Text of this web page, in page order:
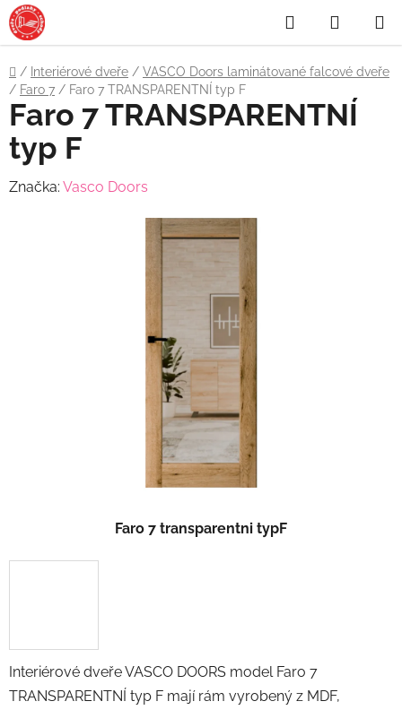
Přejít
na
obsah
Hledat
KOŠÍK
Domů
/ Interiérové dveře / VASCO Doors laminátované falcové dveře
/ Faro 7 / Faro 7 TRANSPARENTNÍ typ F
Interiérové dveře VASCO DOORS model Faro 7
TRANSPARENTNÍ typ F mají rám vyrobený z MDF,
Faro 7 TRANSPARENTNÍ
typ F
Značka: Vasco Doors
Faro 7 transparentni typF